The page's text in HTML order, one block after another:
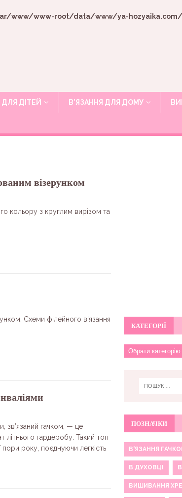
www/www-root/data/www/ya-
ДЛЯ ДІТЕЙ В’ЯЗАННЯ ДЛЯ ДОМУ
візерунком
кольору з круглим вирізом та
Схеми філейного в’язання
зв’язаний гачком, — це
літнього гардеробу. Такий топ
пори року, поєднуючи легкість
КАТЕГОРІЇ
ПОЗНАЧКИ
В'ЯЗАННЯ
В ДУХОВЦІ
ВИШИВАННЯ